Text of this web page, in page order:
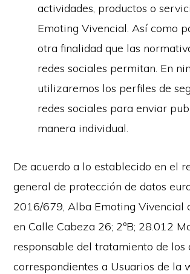
actividades, productos o
Emoting Vivencial. Así como
otra finalidad que las
redes sociales permitan. En
utilizaremos los perfiles de
redes sociales para enviar
manera individual.
De acuerdo a lo establecido en el
general de protección de datos
2016/679, Alba Emoting Vivencial
en Calle Cabeza 26; 2ºB; 28.012
responsable del tratamiento de los
correspondientes a Usuarios de la